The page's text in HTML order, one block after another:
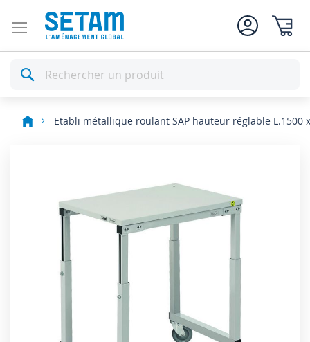
Rechercher
Etabli métallique roulant SAP hauteur réglable L.1500